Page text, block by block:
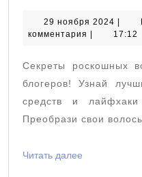
29 ноября 2024 29
ноября
|
комментария | 17:12
Секреты роскошных
блогеров! Узнай
средств и
Преобрази свои
Читать далее